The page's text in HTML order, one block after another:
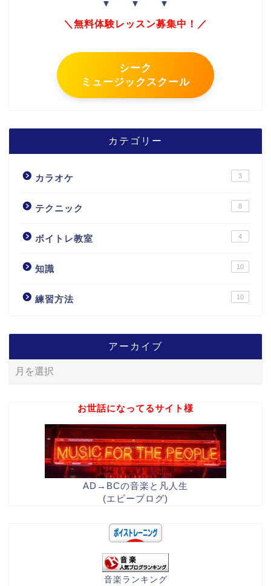
▼ ▼ ▼
＼無料体験レッスン募集中！／
シーク
ミュージックスクール
カテゴリー
カラオケ 3
テクニック 8
ボイトレ教室 4
知識 10
練習方法 10
アーカイブ
お世話になってるサイト様
AD→BCの音楽と凡人生
(エビーブログ)
音楽ランキング